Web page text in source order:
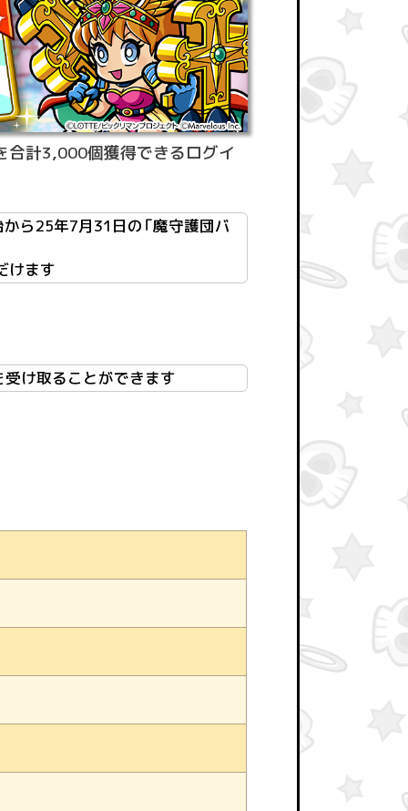
合計3,000個獲得できるログイ
から25年7月31日の「魔守護団バ
けます
け取ることができます